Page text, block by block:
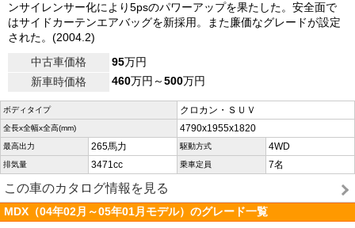
ンサイレンサー化により5psのパワーアップを果たした。安全面で
はサイドカーテンエアバッグを新採用。また廉価なグレードが設定
された。(2004.2)
中古車価格
95万円
新車時価格
460万円～500万円
ボディタイプ クロカン・ＳＵＶ
全長x全幅x全高(mm) 4790x1955x1820
最高出力 265馬力 駆動方式 4WD
排気量 3471cc 乗車定員 7名
この車のカタログ情報を見る
MDX（04年02月～05年01月モデル）のグレード一覧